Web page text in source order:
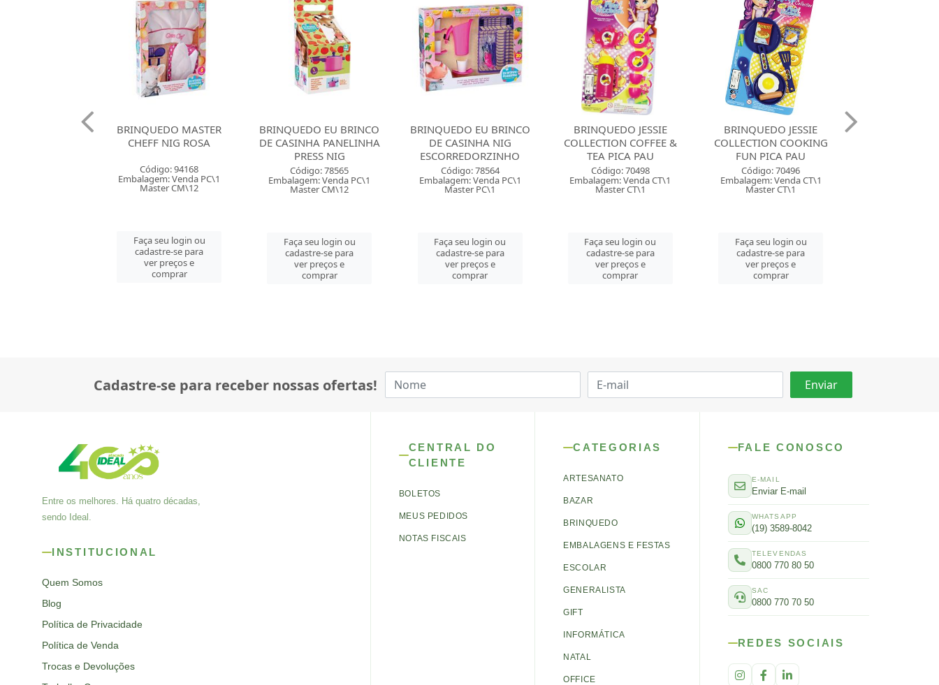
BRINQUEDO EU BRINCO
DE CASINHA PANELINHA
Código: 78565
Embalagem: Venda PC\1
Master CM\12
Faça seu login ou
cadastre-se para
ver preços e
comprar
BRINQUEDO EU BRINCO
DE CASINHA NIG
ESCORREDORZINHO
Código: 78564
Embalagem: Venda PC\1
Master PC\1
Faça seu login ou
cadastre-se para
ver preços e
comprar
BRINQUEDO JESSIE
COLLECTION COFFEE &
TEA PICA PAU
Código: 70498
Embalagem: Venda CT\1
Master CT\1
Faça seu login ou
cadastre-se para
ver preços e
comprar
BRINQUEDO JESSIE
COLLECTION COOKING
FUN PICA PAU
Código: 70496
Embalagem: Venda CT\1
Master CT\1
Faça seu login ou
cadastre-se para
ver preços e
comprar
BRINQUEDO EU BRINCO
DE CASINHA CAFE COM
BOLINHO NIG
Código: 68199
Embalagem: Venda PC\1
Master CM\8
Faça seu login ou
cadastre-se para
ver preços e
comprar
Cadastre-se para receber nossas ofertas!
Entre os melhores. Há quatro décadas,
sendo Ideal.
INSTITUCIONAL
Quem Somos
Blog
Política de Privacidade
Política de Venda
Trocas e Devoluções
CENTRAL DO
CLIENTE
BOLETOS
MEUS PEDIDOS
NOTAS FISCAIS
CATEGORIAS
ARTESANATO
BAZAR
BRINQUEDO
EMBALAGENS E FESTAS
ESCOLAR
GENERALISTA
GIFT
INFORMÁTICA
NATAL
OFFICE
FALE CONOSCO
E-MAIL
Enviar E-mail
WHATSAPP
(19) 3589-8042
TELEVENDAS
0800 770 80 50
SAC
0800 770 70 50
REDES SOCIAIS